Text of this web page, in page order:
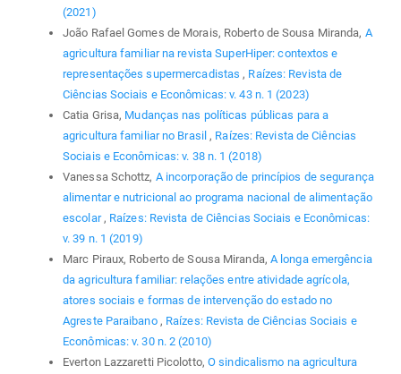
(2021)
João Rafael Gomes de Morais, Roberto de Sousa Miranda, A
agricultura familiar na revista SuperHiper: contextos e
representações supermercadistas, Raízes: Revista de
Ciências Sociais e Econômicas: v. 43 n. 1 (2023)
Catia Grisa, Mudanças nas políticas públicas para a
agricultura familiar no Brasil, Raízes: Revista de Ciências
Sociais e Econômicas: v. 38 n. 1 (2018)
Vanessa Schottz, A incorporação de princípios de segurança
alimentar e nutricional ao programa nacional de alimentação
escolar, Raízes: Revista de Ciências Sociais e Econômicas:
v. 39 n. 1 (2019)
Marc Piraux, Roberto de Sousa Miranda, A longa emergência
da agricultura familiar: relações entre atividade agrícola,
atores sociais e formas de intervenção do estado no
Agreste Paraibano , Raízes: Revista de Ciências Sociais e
Econômicas: v. 30 n. 2 (2010)
Everton Lazzaretti Picolotto,O sindicalismo na agricultura